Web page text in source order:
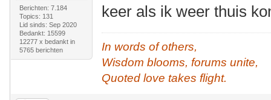
Berichten: 7.184
Topics: 131
Lid sinds: Sep 2020
Bedankt: 15599
12277 x bedankt in
5765 berichten
keer als ik weer thuis
In words of others,
Wisdom blooms, forums unite,
Quoted love takes flight.